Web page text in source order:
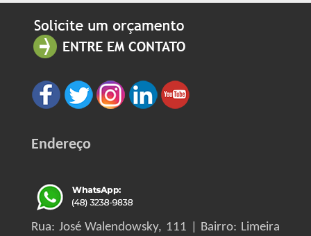
Endereço
Rua: José Walendowsky, 111 | Bairro: Limeira